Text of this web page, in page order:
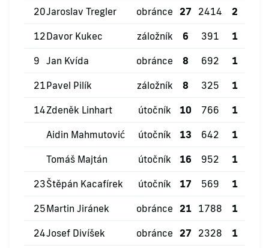
20Jaroslav Tregler obránce 27 2414 2
12Davor Kukec záložník 6 391 1
9 Jan Kvída obránce 8 692 1
21Pavel Pilík záložník 8 325 1
14Zdeněk Linhart útočník 10 766 1
Aidin Mahmutović útočník 13 642 1
Tomáš Majtán útočník 16 952 1
23Štěpán Kacafírek útočník 17 569 1
25Martin Jiránek obránce 21 1788 1
24Josef Divíšek obránce 27 2328 1